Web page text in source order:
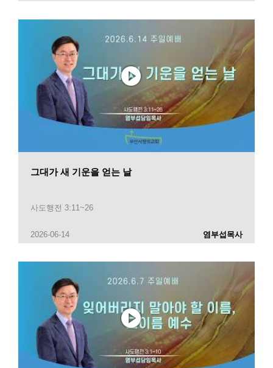
그대가 새 기운을 얻는 날
사도행전 3:11~26
2026-06-14 염부섭목사